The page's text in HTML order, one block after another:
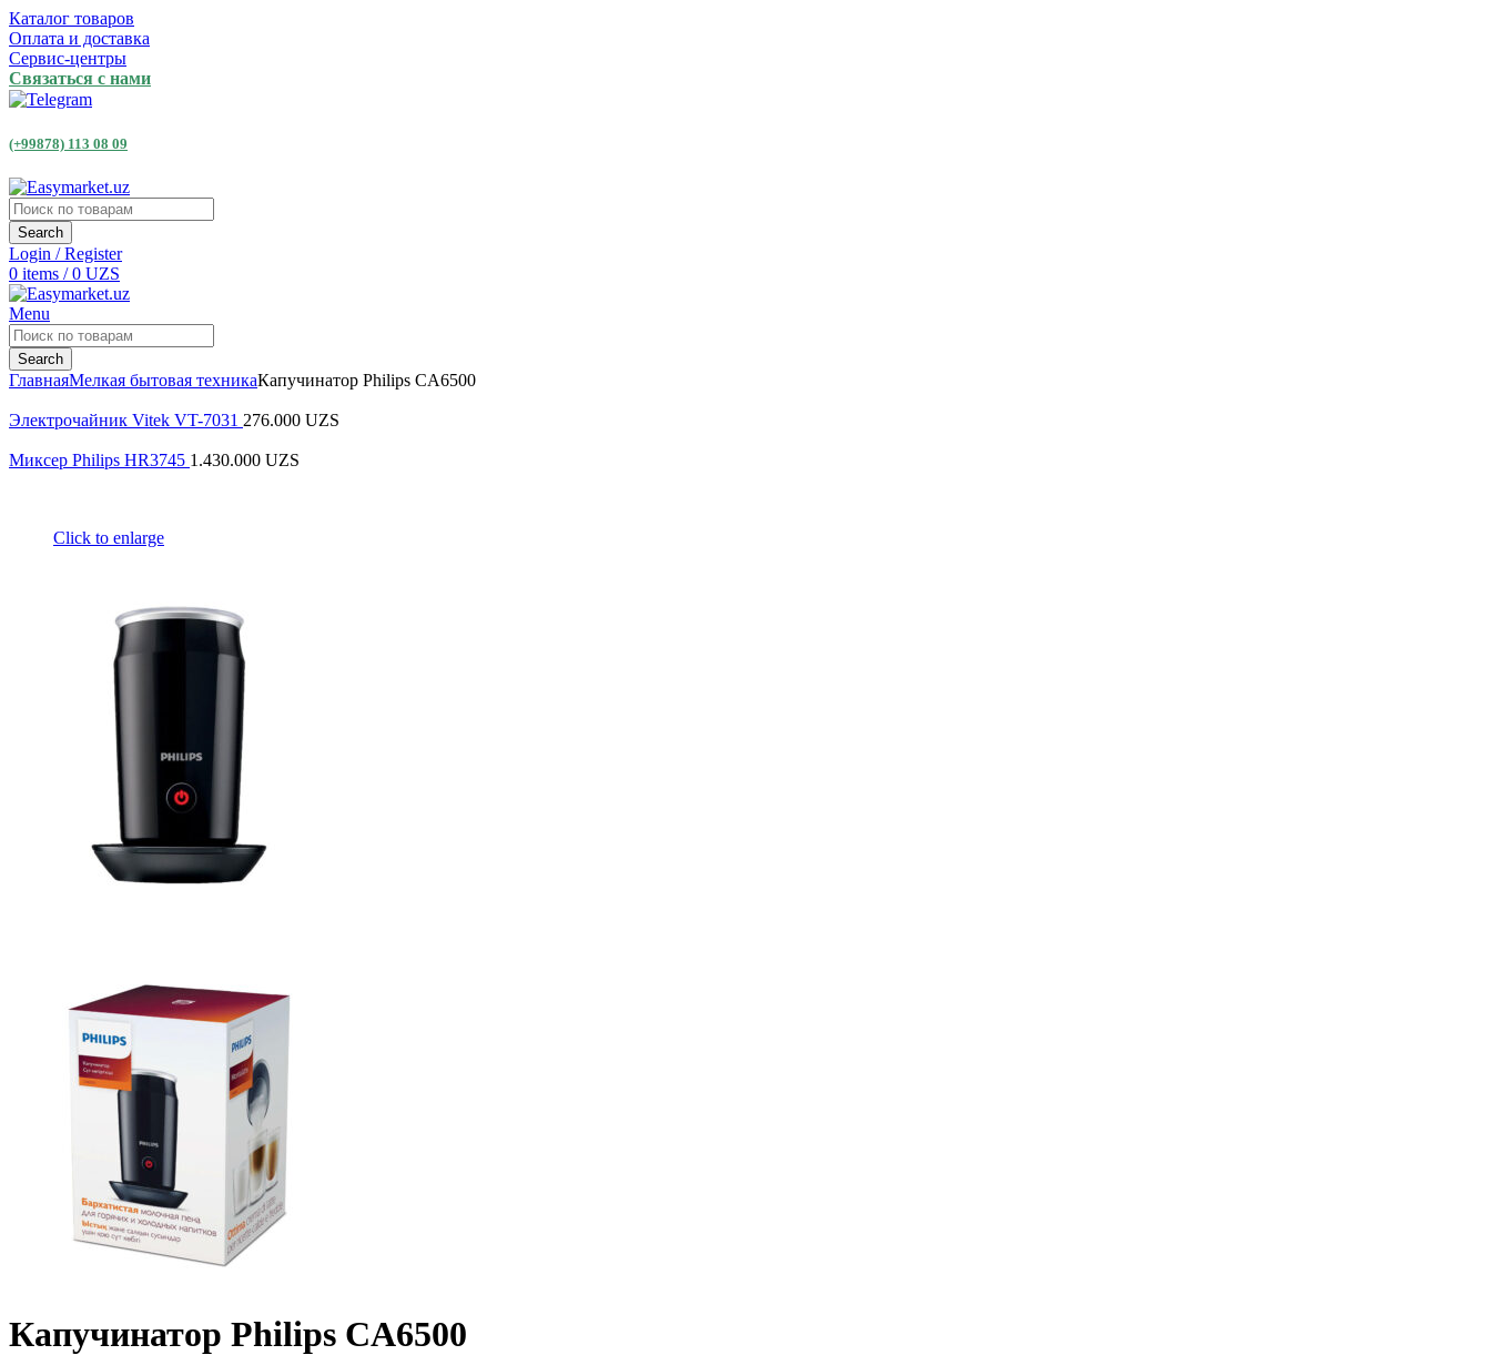
Каталог товаров
Оплата и доставка
Сервис-центры
Связаться с нами
(+99878) 113 08 09
Search
Login / Register
0 items / 0 UZS
Menu
Search
ГлавнаяМелкая бытовая техникаКапучинатор Philips CA6500
Электрочайник Vitek VT-7031 276.000 UZS
Миксер Philips HR3745 1.430.000 UZS
Click to enlarge
Капучинатор Philips CA6500